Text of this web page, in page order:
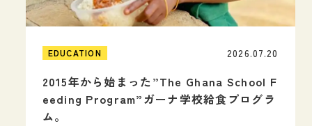
EDUCATION
2015年から始まった”The Ghana School F
eeding Program”ガーナ学校給食プログラ
ム。
2026.07.20